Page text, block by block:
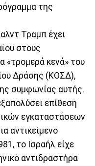
της
Τραμπ έχει
στους
«τρομερά κενά» του
Δράσης (ΚΟΣΔ),
συμφωνίας αυτής.
επίθεση
εγκαταστάσεων
αντικείμενο
το Ισραήλ είχε
αντιδραστήρα